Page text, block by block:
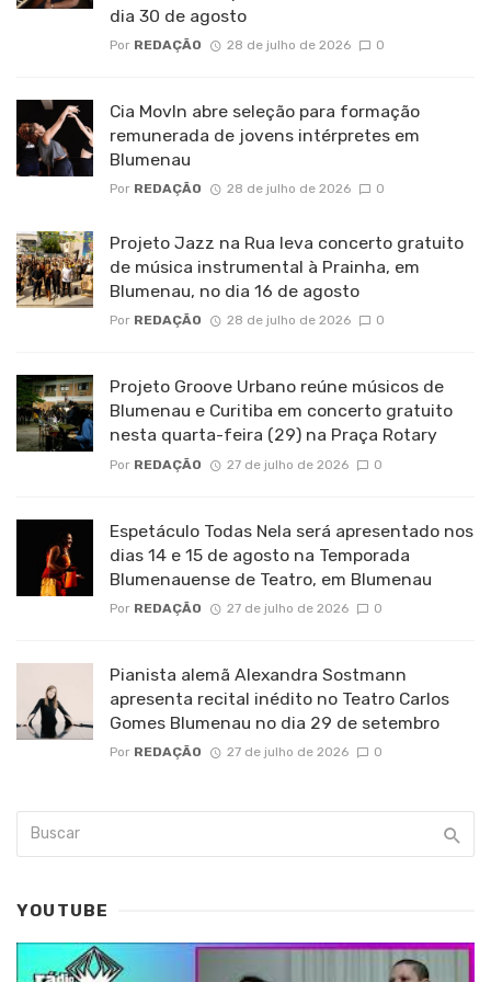
dia 30 de agosto
Por REDAÇÃO 28 de julho de 2026 0
Cia MovIn abre seleção para formação
remunerada de jovens intérpretes em
Blumenau
Por REDAÇÃO 28 de julho de 2026 0
Projeto Jazz na Rua leva concerto gratuito
de música instrumental à Prainha, em
Blumenau, no dia 16 de agosto
Por REDAÇÃO 28 de julho de 2026 0
Projeto Groove Urbano reúne músicos de
Blumenau e Curitiba em concerto gratuito
nesta quarta-feira (29) na Praça Rotary
Por REDAÇÃO 27 de julho de 2026 0
Espetáculo Todas Nela será apresentado nos
dias 14 e 15 de agosto na Temporada
Blumenauense de Teatro, em Blumenau
Por REDAÇÃO 27 de julho de 2026 0
Pianista alemã Alexandra Sostmann
apresenta recital inédito no Teatro Carlos
Gomes Blumenau no dia 29 de setembro
Por REDAÇÃO 27 de julho de 2026 0
YOUTUBE